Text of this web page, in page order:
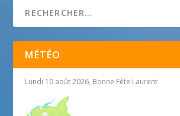
MÉTÉO
Lundi 10 août 2026, Bonne Fête Laurent